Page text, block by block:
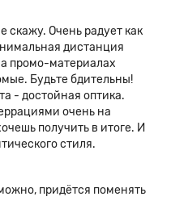
благодаря герметичной
внешнего
скажу. Очень радует как
дистанция
промо-материалах
Будьте бдительны!
- достойная оптика.
очень на
получить в итоге. И
стиля.
придётся поменять